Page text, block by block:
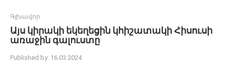
Գլխավոր
Այս կիրակի եկեղեցին կհիշատակի Հիսուսի
առաջին գալուստը
Published by: 16.03.2024